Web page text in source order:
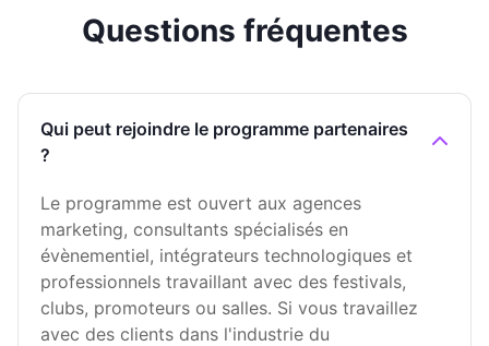
Questions fréquentes
Qui peut rejoindre le programme partenaires
?
Le programme est ouvert aux agences
marketing, consultants spécialisés en
évènementiel, intégrateurs technologiques et
professionnels travaillant avec des festivals,
clubs, promoteurs ou salles. Si vous travaillez
avec des clients dans l'industrie du